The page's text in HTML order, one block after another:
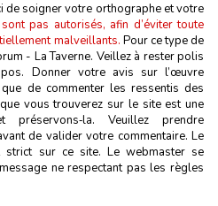
de soigner votre orthographe et votre
pas autorisés, afin d’éviter toute
malveillants. Pour ce type de
- La Taverne. Veillez à rester polis
Donner votre avis sur l’œuvre
de commenter les ressentis des
vous trouverez sur le site est une
préservons‑la. Veuillez prendre
de valider votre commentaire. Le
strict sur ce site. Le webmaster se
ne respectant pas les règles